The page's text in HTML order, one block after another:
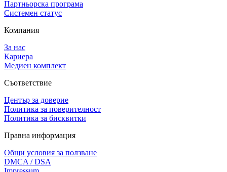
Партньорска програма
Системен статус
Компания
За нас
Кариера
Медиен комплект
Съответствие
Център за доверие
Политика за поверителност
Политика за бисквитки
Правна информация
Общи условия за ползване
DMCA / DSA